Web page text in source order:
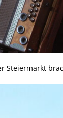
Steiermarkt